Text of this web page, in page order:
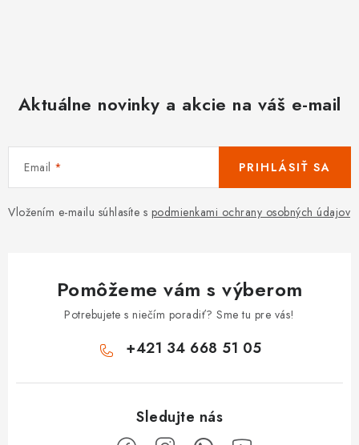
Aktuálne novinky a akcie na váš e-mail
Email
Vložením e-mailu súhlasíte s podmienkami ochrany osobných údajov
PRIHLÁSIŤ SA
Pomôžeme vám s výberom
Potrebujete s niečím poradiť? Sme tu pre vás!
+421 34 668 51 05